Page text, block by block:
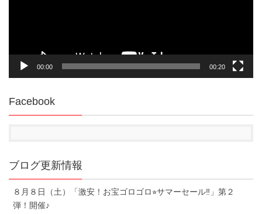
00:00 00:20
Facebook
ブログ更新情報
８月８日（土）「激安！お宝ゴロゴロ⭐︎サマーセール‼︎」第２
弾！開催♪